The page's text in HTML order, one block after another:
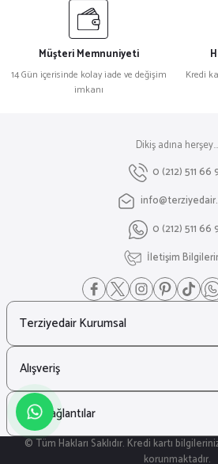
Müşteri Memnuniyeti
14 Gün içerisinde kolay iade ve değişim
imkanı
Kredi
Dikiş adına herşey...
0 (212) 511 66
0 (212) 511 66
İletişim
Terziyedair Kurumsal
Alışveriş
Hızlı Bağlantılar
© Tüm Hakları Saklıdır. Kredi kartı
korunmaktadır.